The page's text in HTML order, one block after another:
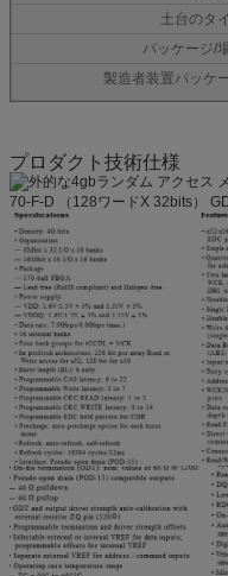
土台のタ
パッケージ/
製造者装置パッケ
プロダクト技術仕様